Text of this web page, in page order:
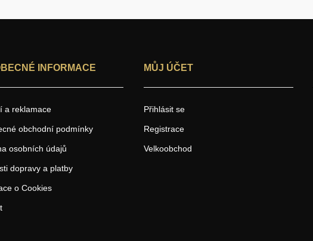
INFORMACE
a reklamace
obchodní podmínky
osobních údajů
dopravy a platby
o Cookies
MŮJ ÚČET
Přihlásit se
Registrace
Velkoobchod